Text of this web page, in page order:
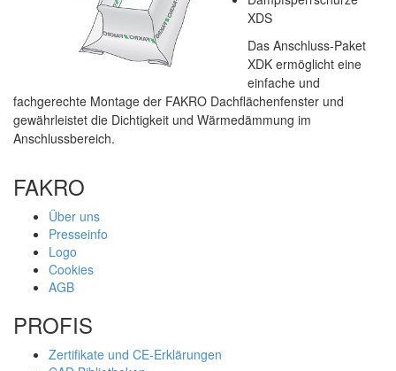
XDS
Das Anschluss-Paket
XDK ermöglicht eine
einfache und
fachgerechte Montage der FAKRO Dachflächenfenster und
gewährleistet die Dichtigkeit und Wärmedämmung im
Anschlussbereich.
FAKRO
Über uns
Presseinfo
Logo
Cookies
AGB
PROFIS
Zertifikate und CE-Erklärungen